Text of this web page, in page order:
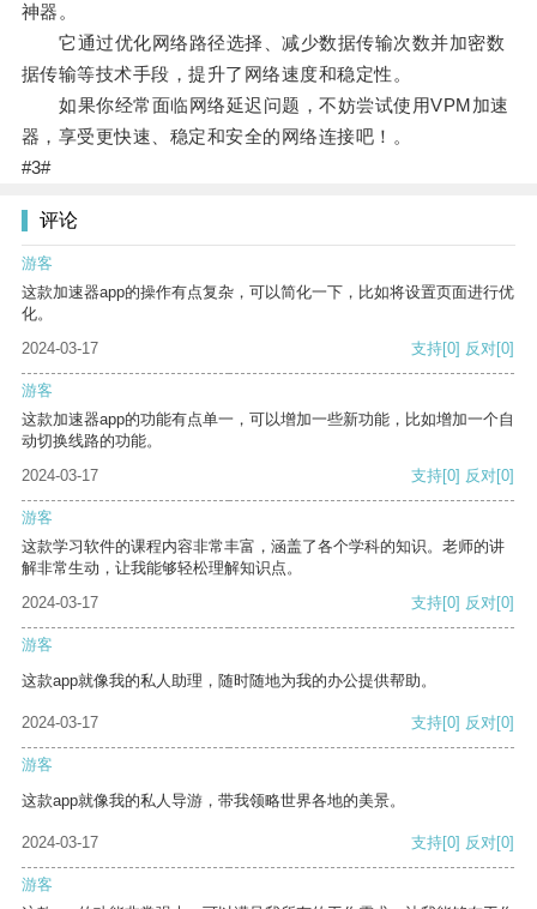
神器。
它通过优化网络路径选择、减少数据传输次数并加密数
据传输等技术手段，提升了网络速度和稳定性。
如果你经常面临网络延迟问题，不妨尝试使用VPM加速
器，享受更快速、稳定和安全的网络连接吧！。
#3#
评论
游客
这款加速器app的操作有点复杂，可以简化一下，比如将设置页面进行优
化。
2024-03-17
支持[0] 反对[0]
游客
这款加速器app的功能有点单一，可以增加一些新功能，比如增加一个自
动切换线路的功能。
2024-03-17
支持[0] 反对[0]
游客
这款学习软件的课程内容非常丰富，涵盖了各个学科的知识。老师的讲
解非常生动，让我能够轻松理解知识点。
2024-03-17
支持[0] 反对[0]
游客
这款app就像我的私人助理，随时随地为我的办公提供帮助。
2024-03-17 支持[0] 反对[0]
游客
这款app就像我的私人导游，带我领略世界各地的美景。
2024-03-17 支持[0] 反对[0]
游客